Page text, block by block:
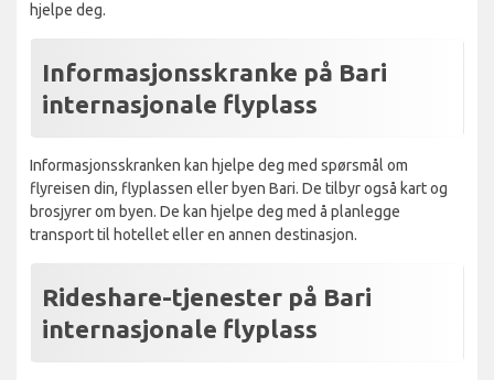
hjelpe deg.
Informasjonsskranke på Bari
internasjonale flyplass
Informasjonsskranken kan hjelpe deg med spørsmål om
flyreisen din, flyplassen eller byen Bari. De tilbyr også kart og
brosjyrer om byen. De kan hjelpe deg med å planlegge
transport til hotellet eller en annen destinasjon.
Rideshare-tjenester på Bari
internasjonale flyplass